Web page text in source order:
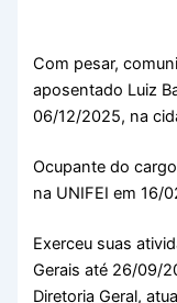
Com pesar,
aposentado Luiz
06/12/2025, na
Ocupante do
na UNIFEI em 16/
Exerceu suas
Gerais até 26/09/
Diretoria Geral,